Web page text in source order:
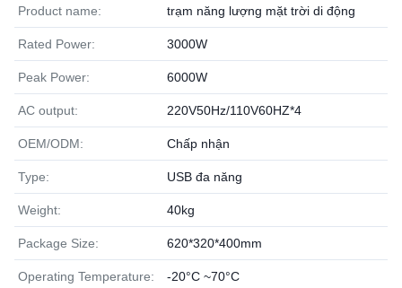
Product name: trạm năng lượng mặt trời di động
Rated Power: 3000W
Peak Power: 6000W
AC output: 220V50Hz/110V60HZ*4
OEM/ODM: Chấp nhận
Type: USB đa năng
Weight: 40kg
Package Size: 620*320*400mm
Operating Temperature: -20°C ~70°C